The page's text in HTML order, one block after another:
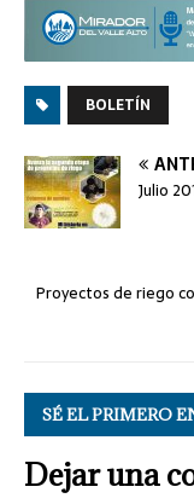
BOLETÍN
Julio
Proyectos de riego
SÉ EL PRIMERO
Dejar una